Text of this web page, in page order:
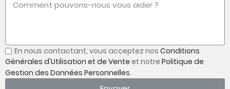
En nous contactant, vous acceptez nos Conditions
Générales d'Utilisation et de Vente et notre Politique de
Gestion des Données Personnelles.